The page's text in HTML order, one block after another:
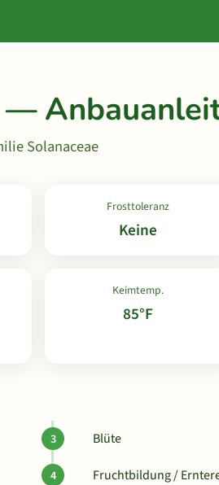
—
Solanaceae
Frosttoleranz
Keine
Keimtemp.
85°F
Blüte
Fruchtbildung /